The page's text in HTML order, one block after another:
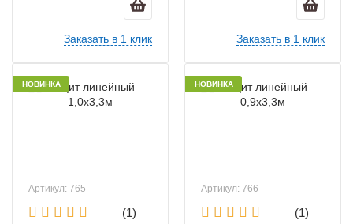
Заказать в 1 клик Заказать в 1 клик
НОВИНКА
Артикул: 765
(1)
НОВИНКА
Артикул: 766
(1)